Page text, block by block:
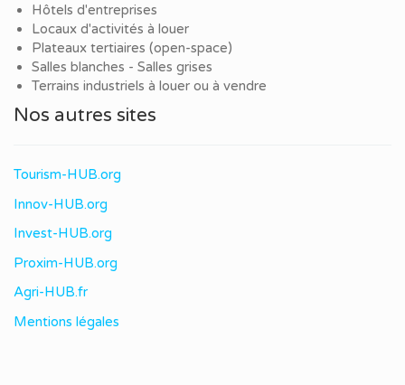
Hôtels d'entreprises
Locaux d'activités à louer
Plateaux tertiaires (open-space)
Salles blanches - Salles grises
Terrains industriels à louer ou à vendre
Nos autres sites
Tourism-HUB.org
Innov-HUB.org
Invest-HUB.org
Proxim-HUB.org
Agri-HUB.fr
Mentions légales